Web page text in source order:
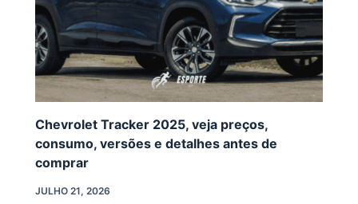
Chevrolet Tracker 2025, veja preços,
consumo, versões e detalhes antes de
comprar
JULHO 21, 2026